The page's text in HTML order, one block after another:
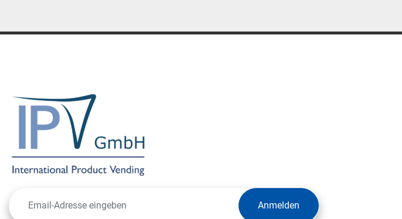
Anmelden